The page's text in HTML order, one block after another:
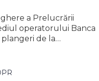
a Prelucrării
operatorului Banca
plangeri de la…